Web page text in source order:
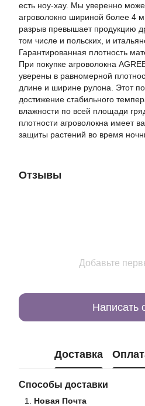
есть ноу-хау. Мы уверенно
агроволокно шириной более 4
разрыв превышает продукцию
том числе и польских, и
Гарантированная плотность
При покупке агроволокна
уверены в равномерной
длине и ширине рулона. Этот
достижение стабильного
влажности по всей площади
плотности агроволокна имеет
защиты растений во время
Отзывы
Добавьте
Написать
Доставка
Способы доставки
Новая Почта